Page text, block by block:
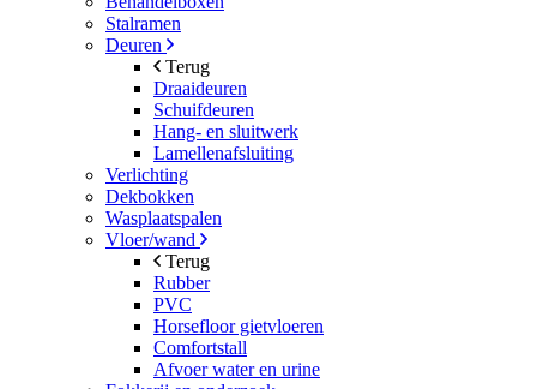
Stalramen
Deuren
Terug
Draaideuren
Schuifdeuren
Hang- en sluitwerk
Lamellenafsluiting
Verlichting
Dekbokken
Wasplaatspalen
Vloer/wand
Terug
Rubber
PVC
Horsefloor gietvloeren
Comfortstall
Afvoer water en urine